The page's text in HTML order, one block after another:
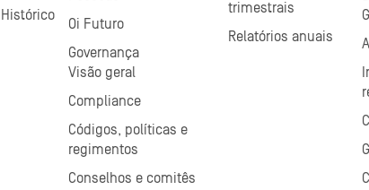
Histórico
Oi Futuro
Governança
Visão geral
Compliance
Códigos, políticas e
regimentos
Conselhos e comitês
trimestrais
Relatórios anuais